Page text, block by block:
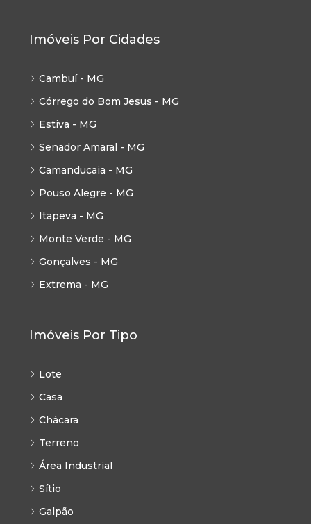
Imóveis Por Cidades
Cambuí - MG
Córrego do Bom Jesus - MG
Estiva - MG
Senador Amaral - MG
Camanducaia - MG
Pouso Alegre - MG
Itapeva - MG
Monte Verde - MG
Gonçalves - MG
Extrema - MG
Imóveis Por Tipo
Lote
Casa
Chácara
Terreno
Área Industrial
Sítio
Galpão